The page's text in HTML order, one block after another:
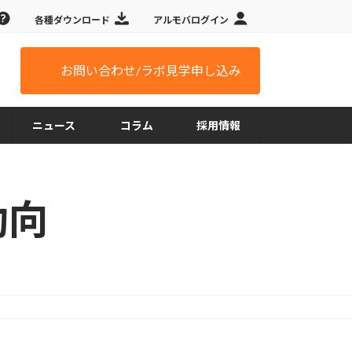
各種ダウンロード アルモバログイン
お問い合わせ/ラボ見学申し込み
ニュース コラム 採用情報